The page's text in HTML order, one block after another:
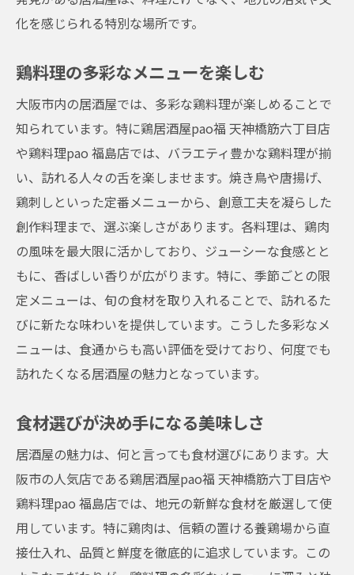
化を感じられる特別な場所です。
鶏料理の多彩なメニューを楽しむ
大阪市内の居酒屋では、多彩な鶏料理が楽しめることで
知られています。特に鶏居酒屋pao福 天神橋筋六丁目店
や鶏料理pao 福島店では、バラエティ豊かな鶏料理が揃
い、訪れる人々の舌を楽しませます。焼き鳥や唐揚げ、
鶏刺しといった定番メニューから、創意工夫を凝らした
創作料理まで、選ぶ楽しさがあります。各料理は、鶏肉
の風味を最大限に活かしており、ジューシーな食感とと
もに、香ばしい香りが広がります。特に、季節ごとの限
定メニューは、旬の食材を取り入れることで、訪れるた
びに新たな味わいを提供しています。こうした多彩なメ
ニューは、食通からも高い評価を受けており、何度でも
訪れたくなる居酒屋の魅力となっています。
食材選びが決め手になる美味しさ
居酒屋の魅力は、何と言っても食材選びにあります。大
阪市の人気店である鶏居酒屋pao福 天神橋筋六丁目店や
鶏料理pao 福島店では、地元の新鮮な食材を厳選して使
用しています。特に鶏肉は、信頼の置ける養鶏場から直
接仕入れ、品質と鮮度を徹底的に追求しています。この